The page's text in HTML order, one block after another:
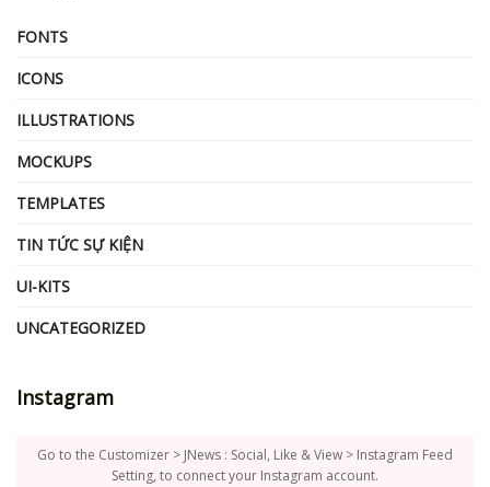
FONTS
ICONS
ILLUSTRATIONS
MOCKUPS
TEMPLATES
TIN TỨC SỰ KIỆN
UI-KITS
UNCATEGORIZED
Instagram
Go to the Customizer > JNews : Social, Like & View > Instagram Feed
Setting, to connect your Instagram account.